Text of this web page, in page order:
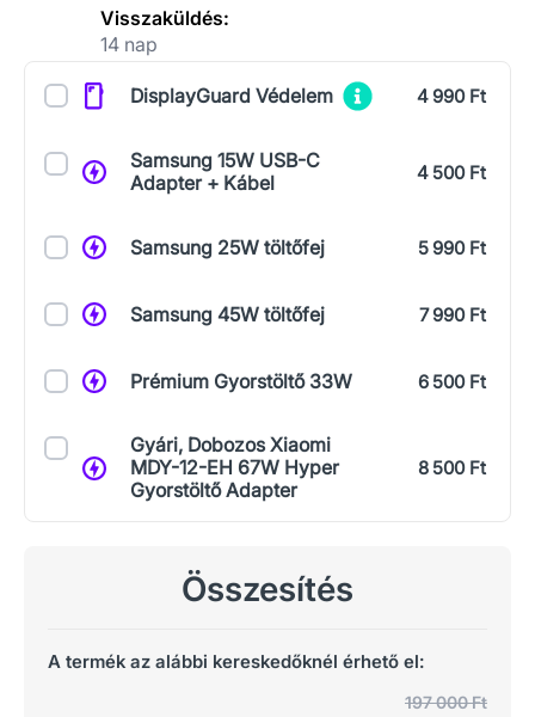
Visszaküldés:
14 nap
KiegészítőkDisplayGuard Védelem 4 990 Ft
Samsung 15W USB-C
Adapter + Kábel
4 500 Ft
Samsung 25W töltőfej 5 990 Ft
Samsung 45W töltőfej 7 990 Ft
Prémium Gyorstöltő 33W 6 500 Ft
Gyári, Dobozos Xiaomi
MDY-12-EH 67W Hyper
Gyorstöltő Adapter
8 500 Ft
Összesítés
A termék az alábbi kereskedőknél érhető el:
197 000 Ft